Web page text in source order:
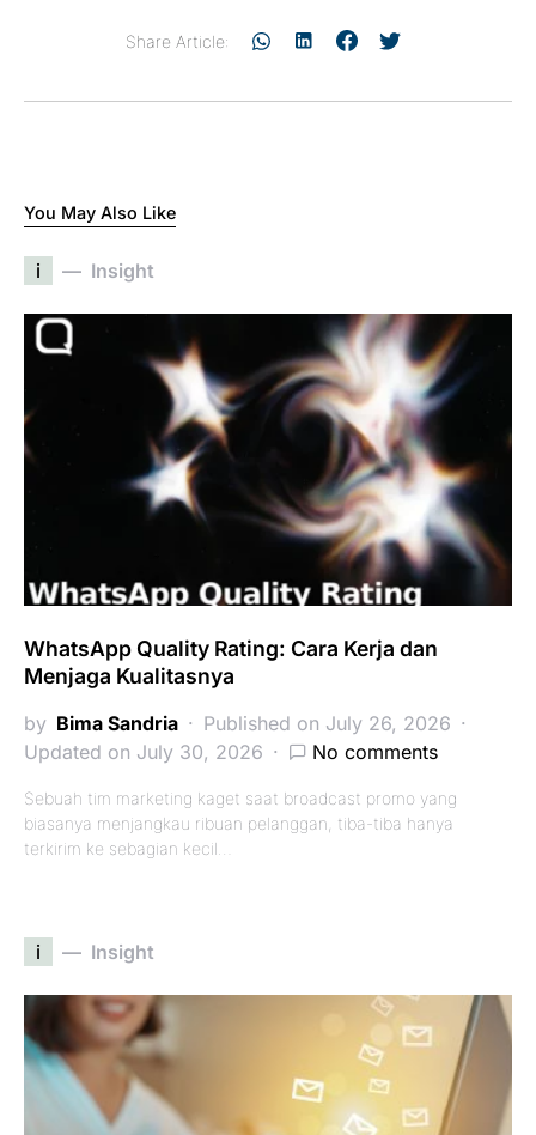
Share Article:
You May Also Like
i Insight
WhatsApp Quality Rating: Cara Kerja dan
Menjaga Kualitasnya
by Bima Sandria
Published on July 26, 2026
Updated on July 30, 2026
No comments
Sebuah tim marketing kaget saat broadcast promo yang
biasanya menjangkau ribuan pelanggan, tiba-tiba hanya
terkirim ke sebagian kecil…
i Insight